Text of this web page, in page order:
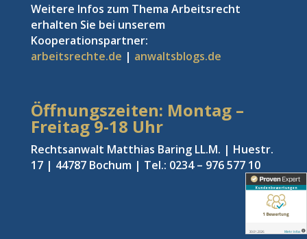
Weitere Infos zum Thema Arbeitsrecht
erhalten Sie bei unserem
Kooperationspartner:
arbeitsrechte.de | anwaltsblogs.de
Öffnungszeiten: Montag –
Freitag9-18 Uhr
Rechtsanwalt Matthias Baring LL.M. | Huestr.
17 | 44787 Bochum | Tel.: 0234 – 976 577 10